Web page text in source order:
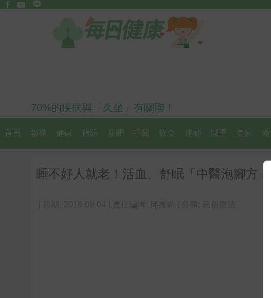
70%的疾病與「久坐」有關聯！
首頁 報導 健康 預防 新聞 中醫 飲食 運動 減重 美容
睡不好人就老！活血、舒眠「中醫泡腳方」